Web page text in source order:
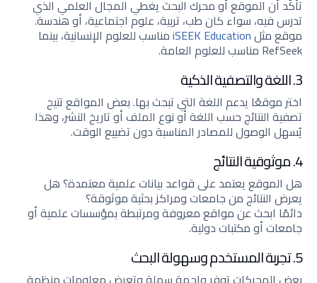
تأكّد أن الموقع أو محرك البحث يغطي المجال العلمي الذي
تدرس فيه، سواء كان طب، تربية، علوم اجتماعية، أو هندسة.
موقع مثلiSEEK Educationمناسب للعلوم الإنسانية، بينما
RefSeek مناسب للعلوم العامة.
3. اللغة والتصفية الذكية
اختر موقعًا يدعم اللغة التي تبحث بها. بعض المواقع تتيح
تصفية النتائج حسب اللغة أو نوع الملف أو تاريخ النشر، وهذا
يُسهل الوصول للمصادر المناسبة دون تضييع الوقت.
4. موثوقية النتائج
هل الموقع يعتمد على قواعد بيانات علمية معتمدة؟ هل
يعرض النتائج من جامعات ومراكز بحثية موثوقة؟
دائمًا ابحث عن مواقع معروفة ومرتبطة بمؤسسات علمية أو
جامعات أو مكتبات دولية.
5. تجربة المستخدم وسهولة البحث